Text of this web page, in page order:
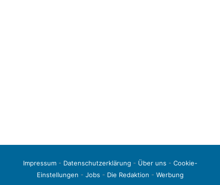
Impressum- Datenschutzerklärung - Über uns - Cookie-
Einstellungen - Jobs - Die Redaktion - Werbung